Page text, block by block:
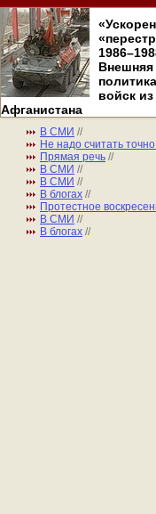
Внешняя
войск из
Афганистана
В СМИ //
Не надо считать
Прямая речь //
В СМИ //
В СМИ //
В блогах //
Протестное
В СМИ //
В блогах //